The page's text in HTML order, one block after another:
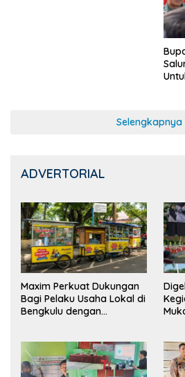
Selengkapnya
ADVERTORIAL
Maxim Perkuat Dukungan
Bagi Pelaku Usaha Lokal di
Bengkulu dengan
Pasar